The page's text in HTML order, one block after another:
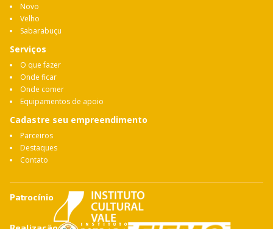
Novo
Velho
Sabarabuçu
Serviços
O que fazer
Onde ficar
Onde comer
Equipamentos de apoio
Cadastre seu empreendimento
Parceiros
Destaques
Contato
Patrocínio